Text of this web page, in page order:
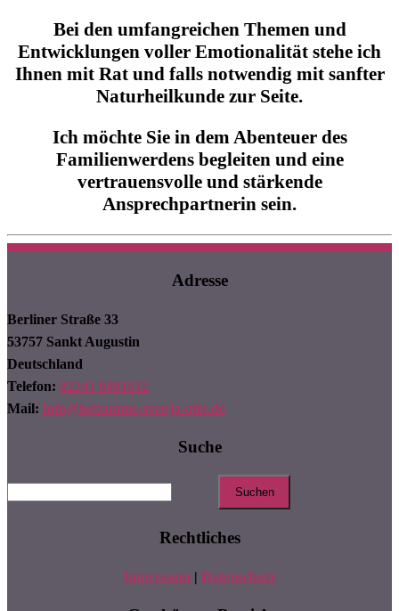
Bei den umfangreichen Themen und
Entwicklungen voller Emotionalität stehe ich
Ihnen mit Rat und falls notwendig mit sanfter
Naturheilkunde zur Seite.
Ich möchte Sie in dem Abenteuer des
Familienwerdens begleiten und eine
vertrauensvolle und stärkende
Ansprechpartnerin sein.
Adresse
Berliner Straße 33
53757 Sankt Augustin
Deutschland
Telefon: 02241 8491612
Mail: info@hebamme-svenja-otte.de
Suche
Suchen
Rechtliches
Impressum | Datenschutz